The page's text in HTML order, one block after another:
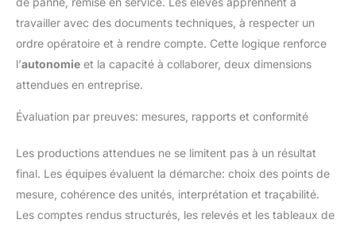
travailler avec des documents techniques, à respecter un
ordre opératoire et à rendre compte. Cette logique renforce
l’autonomie et la capacité à collaborer, deux dimensions
attendues en entreprise.
Évaluation par preuves: mesures, rapports et conformité
Les productions attendues ne se limitent pas à un résultat
final. Les équipes évaluent la démarche: choix des points de
mesure, cohérence des unités, interprétation et traçabilité.
Les comptes rendus structurés, les relevés et les tableaux de